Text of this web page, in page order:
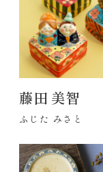
藤田 美智
ふじた みさと